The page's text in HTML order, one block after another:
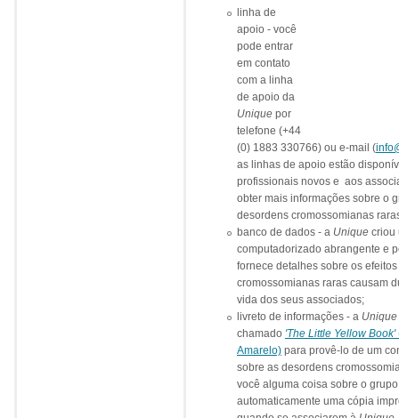
linha de
apoio - você
pode entrar
em contato
com a linha
de apoio da
Uniquepor
telefone (+44
(0) 1883 330766) ou e-mail (
as linhas de apoio estão
profissionais novos e aos
obter mais informações sobre o
desordens cromossomianas
banco de dados - a Uniquecriou
computadorizado abrangente e
fornece detalhes sobre os
cromossomianas raras causam
vida dos seus associados;
livreto de informações - a Unique
chamado 'The Little Yellow Book'
Amarelo)para provê-lo de um
sobre as desordens
você alguma coisa sobre o
automaticamente uma cópia